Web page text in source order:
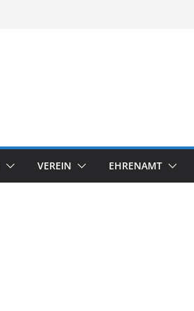
VEREIN EHRENAMT